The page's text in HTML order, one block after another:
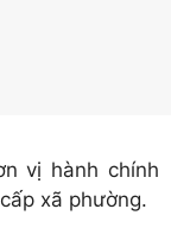
vị hành chính
xã phường.